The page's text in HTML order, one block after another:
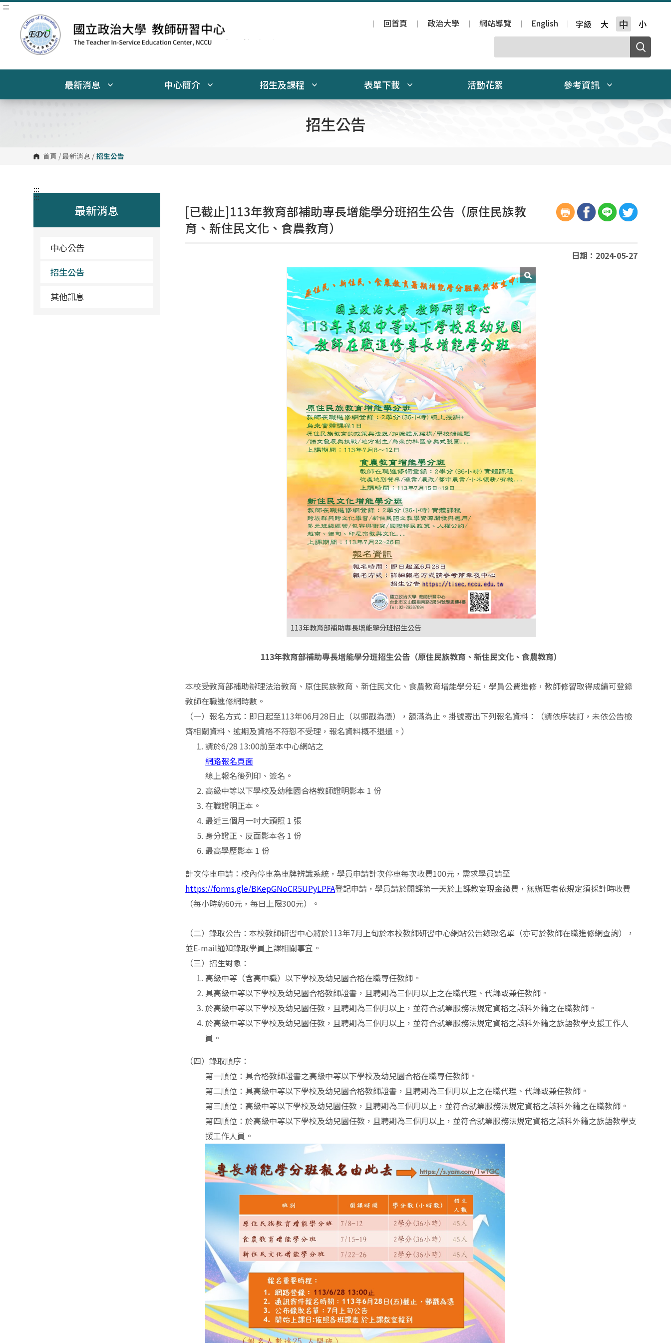
跳
:::
回首頁
政治大學 網站導覽 English 字級 大 中 小
最新消息 中心簡介 招生及課程 表單下載 活動花絮 參考資訊
招生公告
首頁 /最新消息 / 招生公告
:::
最新消息
中心公告
招生公告
其他訊息
:::
[已截止]113年教育部補助專長增能學分班招生公告（原住民族教
育、新住民文化、食農教育）
日期：2024-05-27
113年教育部補助專長增能學分班招生公告
113年教育部補助專長增能學分班招生公告（原住民族教育、新住民文化、食農教育）
本校受教育部補助辦理法治教育、原住民族教育、新住民文化、食農教育增能學分班，學員公費進修，教師修習取得成績可登錄
教師在職進修網時數。
（一）報名方式：即日起至113年06月28日止（以郵戳為憑），額滿為止。掛號寄出下列報名資料：（請依序裝訂，未依公告檢
齊相關資料、逾期及資格不符恕不受理，報名資料概不退還。）
請於6/28 13:00前至本中心網站之
網路報名頁面
線上報名後列印、簽名。
高級中等以下學校及幼稚園合格教師證明影本 1 份
在職證明正本。
最近三個月一吋大頭照 1 張
身分證正、反面影本各 1 份
最高學歷影本 1 份
計次停車申請：校內停車為車牌辨識系統，學員申請計次停車每次收費100元，需求學員請至
https://forms.gle/BKepGNoCR5UPyLPFA登記申請，學員請於開課第一天於上課教室現金繳費，無辦理者依規定須採計時收費
（每小時約60元，每日上限300元）。
（二）錄取公告：本校教師研習中心將於113年7月上旬於本校教師研習中心網站公告錄取名單（亦可於教師在職進修網查詢），
並E-mail通知錄取學員上課相關事宜。
（三）招生對象：
高級中等（含高中職）以下學校及幼兒園合格在職專任教師。
具高級中等以下學校及幼兒園合格教師證書，且聘期為三個月以上之在職代理、代課或兼任教師。
於高級中等以下學校及幼兒園任教，且聘期為三個月以上，並符合就業服務法規定資格之該科外籍之在職教師。
於高級中等以下學校及幼兒園任教，且聘期為三個月以上，並符合就業服務法規定資格之該科外籍之族語教學支援工作人
員。
（四）錄取順序：
第一順位：具合格教師證書之高級中等以下學校及幼兒園合格在職專任教師。
第二順位：具高級中等以下學校及幼兒園合格教師證書，且聘期為三個月以上之在職代理、代課或兼任教師。
第三順位：高級中等以下學校及幼兒園任教，且聘期為三個月以上，並符合就業服務法規定資格之該科外籍之在職教師。
第四順位：於高級中等以下學校及幼兒園任教，且聘期為三個月以上，並符合就業服務法規定資格之該科外籍之族語教學支
援工作人員。